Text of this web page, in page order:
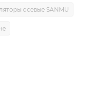
осевые SANMU